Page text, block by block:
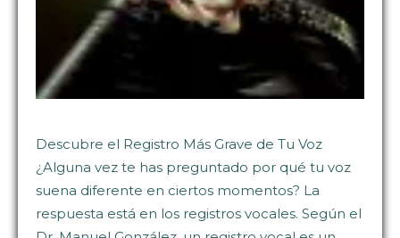
Descubre el Registro Más Grave de Tu Voz
¿Alguna vez te has preguntado por qué tu voz
suena diferente en ciertos momentos? La
respuesta está en los registros vocales. Según el